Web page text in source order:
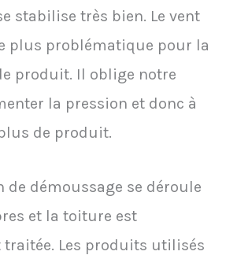
stabilise très bien. Le vent
plus problématique pour la
produit. Il oblige notre
la pression et donc à
de produit.
de démoussage se déroule
et la toiture est
Les produits utilisés